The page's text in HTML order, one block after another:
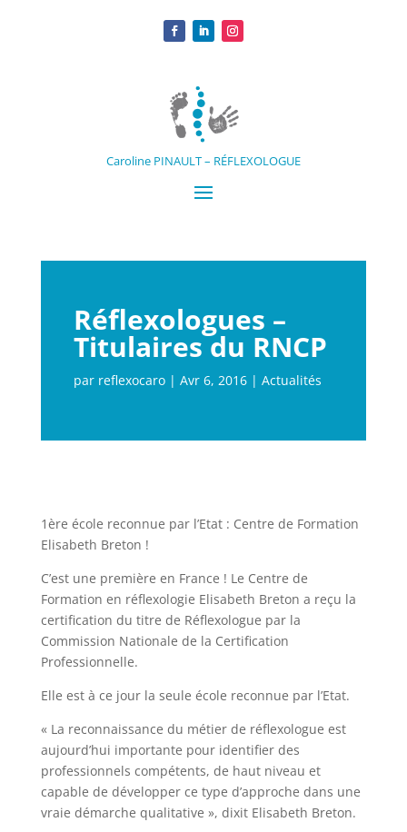
Caroline PINAULT – RÉFLEXOLOGUE
Réflexologues –
Titulaires du RNCP
par reflexocaro| Avr 6, 2016| Actualités
1ère école reconnue par l’Etat : Centre de Formation
Elisabeth Breton !
C’est une première en France ! Le Centre de
Formation en réflexologie Elisabeth Breton a reçu la
certification du titre de Réflexologue par la
Commission Nationale de la Certification
Professionnelle.
Elle est à ce jour la seule école reconnue par l’Etat.
« La reconnaissance du métier de réflexologue est
aujourd’hui importante pour identifier des
professionnels compétents, de haut niveau et
capable de développer ce type d’approche dans une
vraie démarche qualitative », dixit Elisabeth Breton.